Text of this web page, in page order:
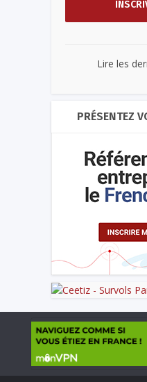
Lire les
PRÉSENTEZ